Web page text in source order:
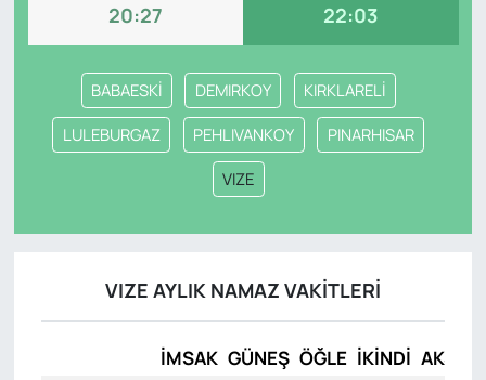
20:27 22:03
BABAESKİ DEMIRKOY KIRKLARELİ
LULEBURGAZ PEHLIVANKOY PINARHISAR
VIZE
VIZE AYLIK NAMAZ VAKITLERI
İMSAK GÜNEŞ ÖĞLE İKINDI AKŞAM